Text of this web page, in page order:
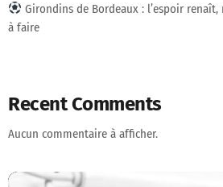
Girondins de Bordeaux : l’espoir
à faire
Recent Comments
Aucun commentaire à afficher.